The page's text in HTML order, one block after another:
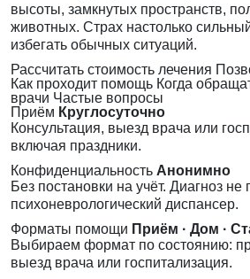
высоты, замкнутых пространств,
животных. Страх настолько
избегать обычных ситуаций.
Рассчитать стоимость лечения
Как проходит помощь Когда
врачи Частые вопросы
Приём Круглосуточно
Консультация, выезд врача или
включая праздники.
Конфиденциальность Анонимно
Без постановки на учёт. Диагноз не
психоневрологический диспансер.
Форматы помощи Приём · Дом ·
Выбираем формат по состоянию:
выезд врача или госпитализация.